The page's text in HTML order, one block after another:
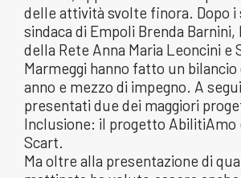
delle attività svolte finora. Dopo i
sindaca di Empoli Brenda
della Rete Anna Maria Leoncini e
Marmeggi hanno fatto un
anno e mezzo di impegno. A
presentati due dei maggiori
Inclusione: il progetto AbilitiAmo
Scart.
Ma oltre alla presentazione di